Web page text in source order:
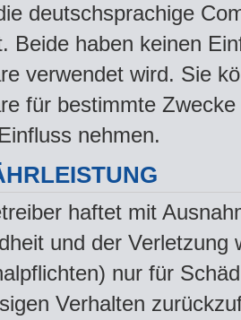
deutschsprachige
Beide haben keinen
verwendet wird. Sie
für bestimmte
nehmen.
haftet mit
und der Verletzung
nur für
Verhalten